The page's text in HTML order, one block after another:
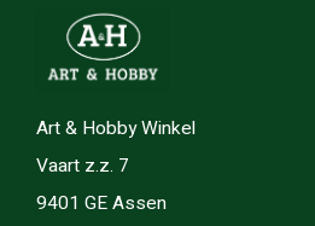
Art & Hobby Winkel
Vaart z.z. 7
9401 GE Assen